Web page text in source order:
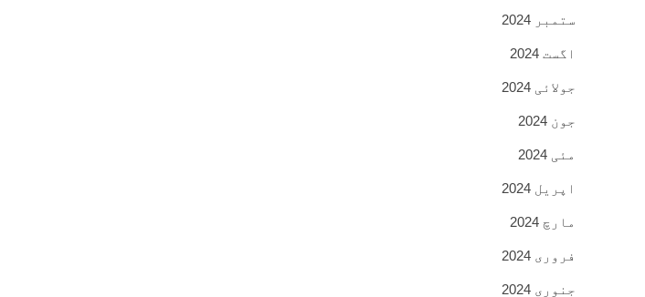
ستمبر 2024
اگست 2024
جولائی 2024
جون 2024
مئی 2024
اپریل 2024
مارچ 2024
فروری 2024
جنوری 2024